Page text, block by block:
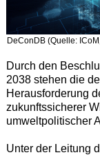
DeConDB (Quelle:
Durch den
2038 stehen die
Herausforderung
zukunftssicherer
umweltpolitischer
Unter der Leitung